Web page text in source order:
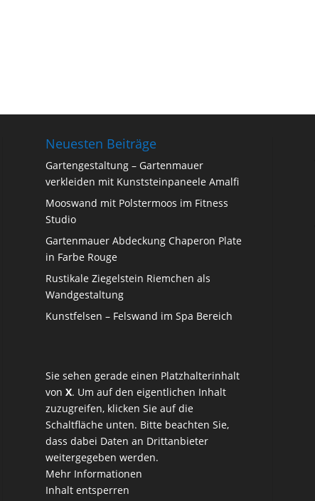
Neuesten Beiträge
Gartengestaltung – Gartenmauer
verkleiden mit Kunststeinpaneele Amalfi
Mooswand mit Polstermoos im Fitness
Studio
Gartenmauer Abdeckung Chaperon Plate
in Farbe Rouge
Rustikale Ziegelstein Riemchen als
Wandgestaltung
Kunstfelsen – Felswand im Spa Bereich
Sie sehen gerade einen Platzhalterinhalt
von X. Um auf den eigentlichen Inhalt
zuzugreifen, klicken Sie auf die
Schaltfläche unten. Bitte beachten Sie,
dass dabei Daten an Drittanbieter
weitergegeben werden.
Mehr Informationen
Inhalt entsperren